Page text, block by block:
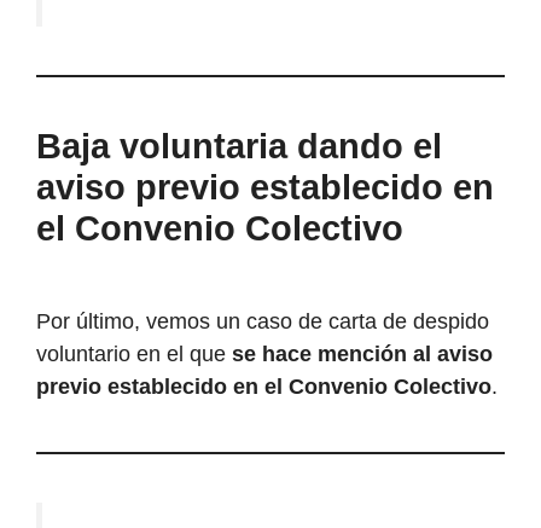
Baja voluntaria dando el
aviso previo establecido en
el Convenio Colectivo
Por último, vemos un caso de carta de despido
voluntario en el que se hace mención al aviso
previo establecido en el Convenio Colectivo.